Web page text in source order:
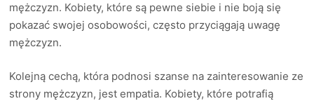
mężczyzn. Kobiety, które są pewne siebie i nie boją się
pokazać swojej osobowości, często przyciągają uwagę
mężczyzn.
Kolejną cechą, która podnosi szanse na zainteresowanie ze
strony mężczyzn, jest empatia. Kobiety, które potrafią